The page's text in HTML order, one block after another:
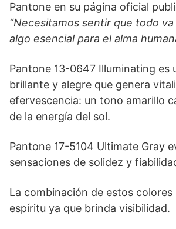
Pantone en su página oficial
“Necesitamos sentir que todo
algo esencial para el alma
Pantone 13-0647 Illuminating es
brillante y alegre que genera
efervescencia: un tono amarillo
de la energía del sol.
Pantone 17-5104 Ultimate Gray
sensaciones de solidez y
La combinación de estos colores
espíritu ya que brinda visibilidad.